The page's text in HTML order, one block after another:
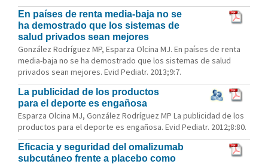
En países de renta media-baja no se
ha demostrado que los sistemas de
salud privados sean mejores
González Rodríguez MP, Esparza Olcina MJ. En países de renta
media-baja no se ha demostrado que los sistemas de salud
privados sean mejores. Evid Pediatr. 2013;9:7.
La publicidad de los productos
para el deporte es engañosa
Esparza Olcina MJ, González Rodríguez MP La publicidad de los
productos para el deporte es engañosa. Evid Pediatr. 2012;8:80.
Eficacia y seguridad del omalizumab
subcutáneo frente a placebo como